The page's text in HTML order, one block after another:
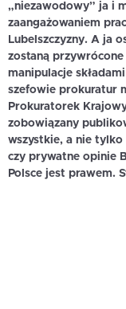
„niezawodowy” ja i
zaangażowaniem
Lubelszczyzny. A ja
zostaną przywrócone
manipulacje
szefowie prokuratur
Prokuratorek
zobowiązany
wszystkie, a nie tylko
czy prywatne opinie
Polsce jest prawem.